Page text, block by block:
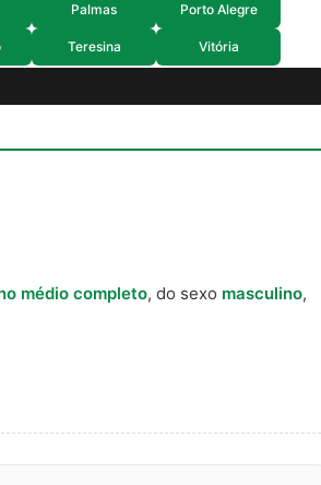
Palmas Porto Alegre
Teresina Vitória
médio completo, do sexo masculino,